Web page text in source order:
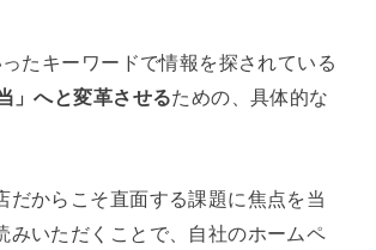
たキーワードで情報を探されている
」へと変革させるための、具体的な
からこそ直面する課題に焦点を当
みいただくことで、自社のホームペ